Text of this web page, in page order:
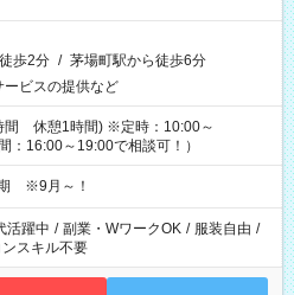
歩2分 / 茅場町駅から徒歩6分
ビスの提供など
間 休憩1時間) ※定時：10:00～
16:00～19:00で相談可！）
※9月～！
活躍中 / 副業・WワークOK / 服装自由 /
スキル不要